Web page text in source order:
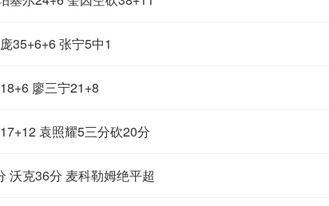
35+6+6 张宁5中1
廖三宁21+8
袁照耀5三分砍20分
沃克36分 麦科勒姆绝平超